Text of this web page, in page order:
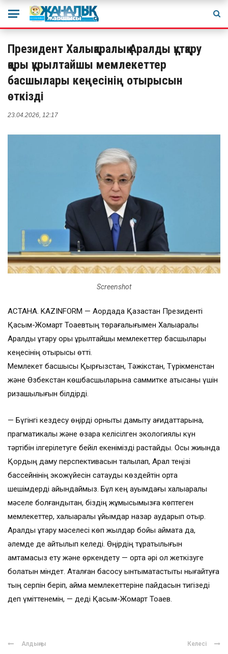
Президент Халықаралық Аралды құтқару
қоры құрылтайшы мемлекеттер
басшылары кеңесінің отырысын
өткізді
23.04.2026, 12:17
Screenshot
АСТАНА. KAZINFORM — Ақордада Қазақстан Президенті
Қасым-Жомарт Тоқаевтың төрағалығымен Халықаралық
Аралды құтқару қоры құрылтайшы мемлекеттер басшылары
кеңесінің отырысы өтті.
Мемлекет басшысы Қырғызстан, Тәжікстан, Түрікменстан
және Өзбекстан көшбасшыларына саммитке қатысқаны үшін
ризашылығын білдірді.
— Бүгінгі кездесу өңірді орнықты дамыту қағидаттарына,
прагматикалық және өзара келісілген экологиялық күн
тәртібін ілгерілетуге бейіл екенімізді растайды. Осы жиында
Қордың даму перспективасын талқылап, Арал теңізі
бассейнінің экожүйесін сақтауды көздейтін ортақ
шешімдерді айқындаймыз. Бұл кең ауқымдағы халықаралық
мәселе болғандықтан, біздің жұмысымызға көптеген
мемлекеттер, халықаралық ұйымдар назар аударып отыр.
Аралды құтқару мәселесі көп жылдар бойы аймақта да,
әлемде де айтылып келеді. Өңірдің тұрақтылығын
қамтамасыз ету және өркендету — ортақ әрі қол жеткізуге
болатын міндет. Аталған басқосу ынтымақтастықты нығайтуға
тың серпін беріп, аймақ мемлекеттеріне пайдасын тигізеді
деп үміттенемін, — деді Қасым-Жомарт Тоқаев.
Алдыңғы Келесі